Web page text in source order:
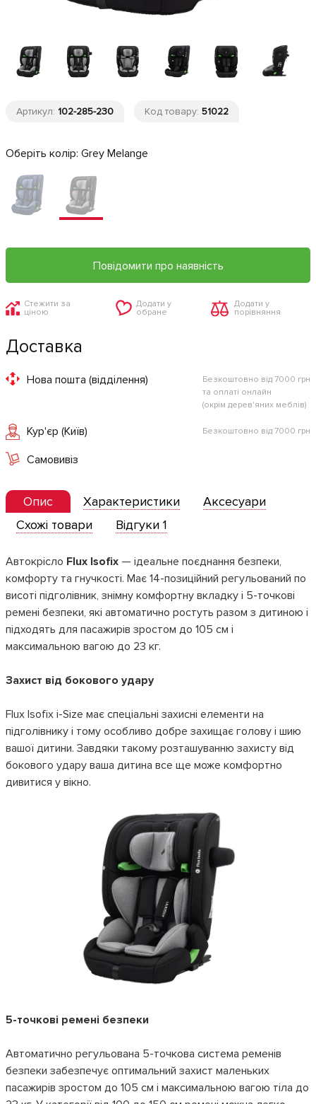
Артикул: 102-285-230 Код товару: 51022
Оберіть колір: Grey Melange
Повідомити про наявність
Стежити за
ціною
Додати у
обране
Додати у
порівняння
Доставка
Нова пошта (відділення)
Безкоштовно від 7000 грн
та оплаті онлайн
(окрім дерев'яних меблів)
Кур'єр (Київ) Безкоштовно від 7000 грн
Самовивіз
Опис Характеристики
Аксесуари
Схожі товари
Відгуки 1
Автокрісло Flux Isofix — ідеальне поєднання безпеки,
комфорту та гнучкості. Має 14-позиційний регульований по
висоті підголівник, знімну комфортну вкладку і 5-точкові
ремені безпеки, які автоматично ростуть разом з дитиною і
підходять для пасажирів зростом до 105 см і
максимальною вагою до 23 кг.
Захист від бокового удару
Flux Isofix i-Size має спеціальні захисні елементи на
підголівнику і тому особливо добре захищає голову і шию
вашої дитини. Завдяки такому розташуванню захисту від
бокового удару ваша дитина все ще може комфортно
дивитися у вікно.
5-точкові ремені безпеки
Автоматично регульована 5-точкова система ременів
безпеки забезпечує оптимальний захист маленьких
пасажирів зростом до 105 см і максимальною вагою тіла до